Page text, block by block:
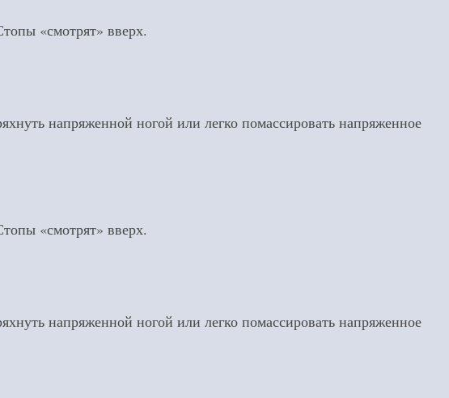
«смотрят» вверх.
напряженной ногой или легко помассировать напряженное
«смотрят» вверх.
напряженной ногой или легко помассировать напряженное